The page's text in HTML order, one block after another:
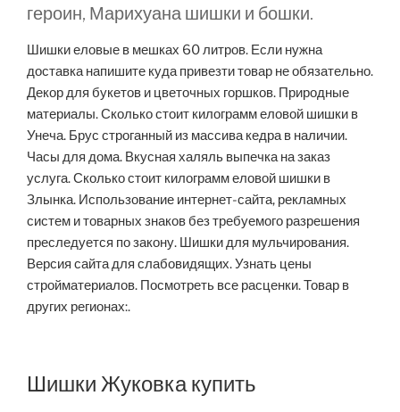
героин, Марихуана шишки и бошки.
Шишки еловые в мешках 60 литров. Если нужна
доставка напишите куда привезти товар не обязательно.
Декор для букетов и цветочных горшков. Природные
материалы. Сколько стоит килограмм еловой шишки в
Унеча. Брус строганный из массива кедра в наличии.
Часы для дома. Вкусная халяль выпечка на заказ
услуга. Сколько стоит килограмм еловой шишки в
Злынка. Использование интернет-сайта, рекламных
систем и товарных знаков без требуемого разрешения
преследуется по закону. Шишки для мульчирования.
Версия сайта для слабовидящих. Узнать цены
стройматериалов. Посмотреть все расценки. Товар в
других регионах:.
Шишки Жуковка купить